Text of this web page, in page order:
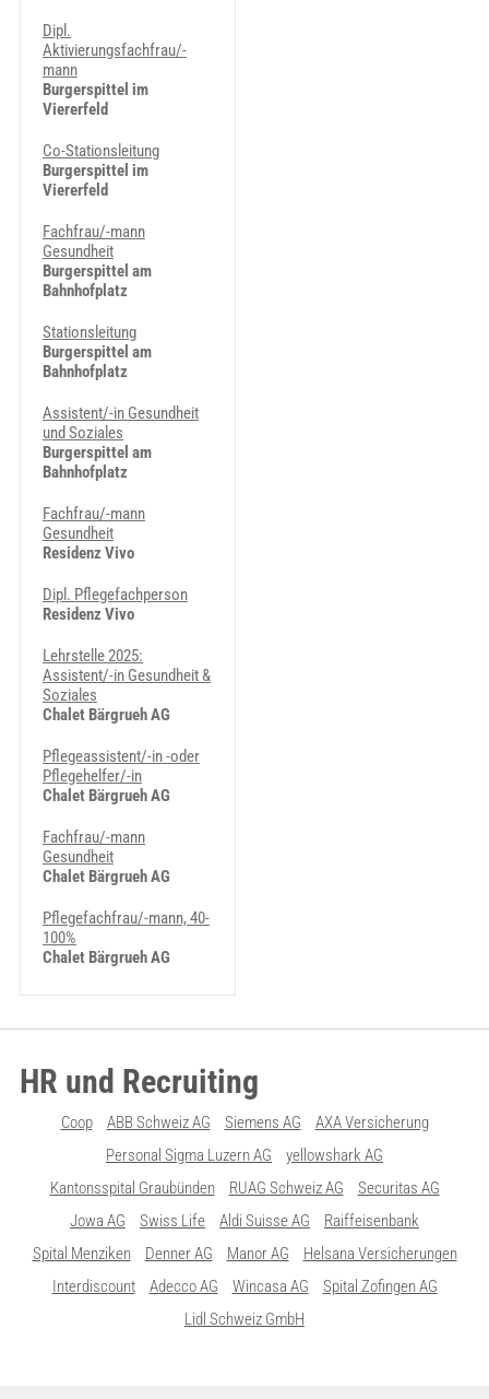
Dipl.
Aktivierungsfachfrau/-
mann
Burgerspittel im
Viererfeld
Co-Stationsleitung
Burgerspittel im
Viererfeld
Fachfrau/-mann
Gesundheit
Burgerspittel am
Bahnhofplatz
Stationsleitung
Burgerspittel am
Bahnhofplatz
Assistent/-in Gesundheit
und Soziales
Burgerspittel am
Bahnhofplatz
Fachfrau/-mann
Gesundheit
Residenz Vivo
Dipl. Pflegefachperson
Residenz Vivo
Lehrstelle 2025:
Assistent/-in Gesundheit &
Soziales
Chalet Bärgrueh AG
Pflegeassistent/-in -oder
Pflegehelfer/-in
Chalet Bärgrueh AG
Fachfrau/-mann
Gesundheit
Chalet Bärgrueh AG
Pflegefachfrau/-mann, 40-
100%
Chalet Bärgrueh AG
HR und Recruiting
Coop ABB Schweiz AG Siemens AG
AXA Versicherung
Personal Sigma Luzern AG
yellowshark AG
Kantonsspital Graubünden
RUAG Schweiz AG
Securitas AG
Jowa AG
Swiss Life Aldi Suisse AG
Raiffeisenbank
Spital Menziken
Denner AG Manor AG
Helsana Versicherungen
Interdiscount
Adecco AG Wincasa AG
Spital Zofingen AG
Lidl Schweiz GmbH